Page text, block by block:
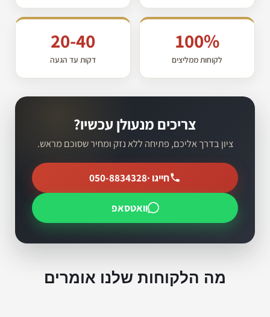
100%
לקוחות ממליצים
20-40
דקות עד הגעה
צריכים מנעולן עכשיו?
ציון בדרך אליכם, פתיחה ללא נזק ומחיר שסוכם מראש.
חייגו ·050-8834328
וואטסאפ
מה הלקוחות שלנו אומרים